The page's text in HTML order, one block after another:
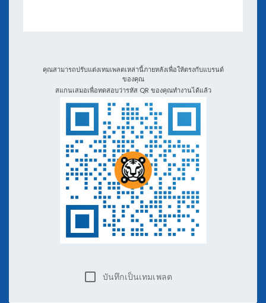
คุณสามารถปรับแต่งเทมเพลตเหล่านี้ภายหลังเพื่อให้ตรงกับแบรนด์
ของคุณ
สแกนเสมอเพื่อทดสอบว่ารหัส QR ของคุณทำงานได้แล้ว
บันทึกเป็นเทมเพลต